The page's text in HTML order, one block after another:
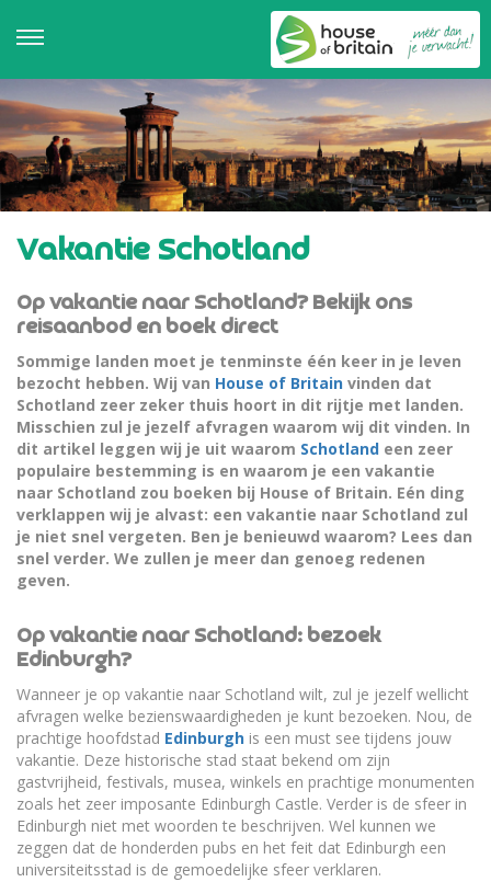
Vakantie Schotland
Op vakantie naar Schotland? Bekijk ons
reisaanbod en boek direct
Sommige landen moet je tenminste één keer in je leven
bezocht hebben. Wij van House of Britain vinden dat
Schotland zeer zeker thuis hoort in dit rijtje met landen.
Misschien zul je jezelf afvragen waarom wij dit vinden. In
dit artikel leggen wij je uit waarom Schotland een zeer
populaire bestemming is en waarom je een vakantie
naar Schotland zou boeken bij House of Britain. Eén ding
verklappen wij je alvast: een vakantie naar Schotland zul
je niet snel vergeten. Ben je benieuwd waarom? Lees dan
snel verder. We zullen je meer dan genoeg redenen
geven.
Op vakantie naar Schotland: bezoek
Edinburgh?
Wanneer je op vakantie naar Schotland wilt, zul je jezelf wellicht
afvragen welke bezienswaardigheden je kunt bezoeken. Nou, de
prachtige hoofdstad Edinburgh is een must see tijdens jouw
vakantie. Deze historische stad staat bekend om zijn
gastvrijheid, festivals, musea, winkels en prachtige monumenten
zoals het zeer imposante Edinburgh Castle. Verder is de sfeer in
Edinburgh niet met woorden te beschrijven. Wel kunnen we
zeggen dat de honderden pubs en het feit dat Edinburgh een
universiteitsstad is de gemoedelijke sfeer verklaren.